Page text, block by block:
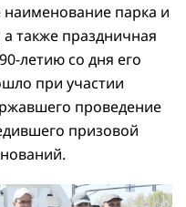
парка и
также праздничная
летию со дня его
при участии
проведение
призовой